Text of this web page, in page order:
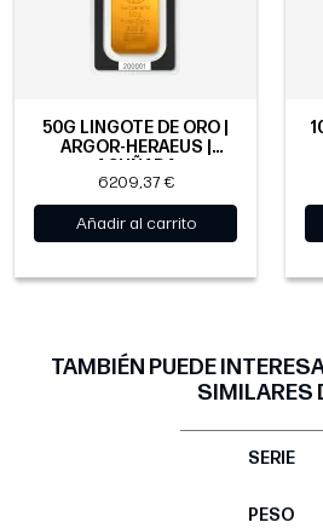
50G LINGOTE DE ORO |
ARGOR-HERAEUS |
ACUÑADA
6209,37 €
Añadir al carrito
TAMBIÉN PUEDE
SIMILARES
SERIE
PESO